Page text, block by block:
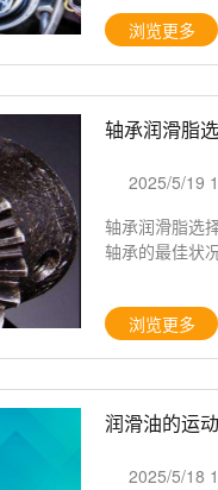
浏览更多
轴承润滑脂
2025/5/19
轴承润滑脂选
轴承的最佳状
浏览更多
润滑油的运
2025/5/18